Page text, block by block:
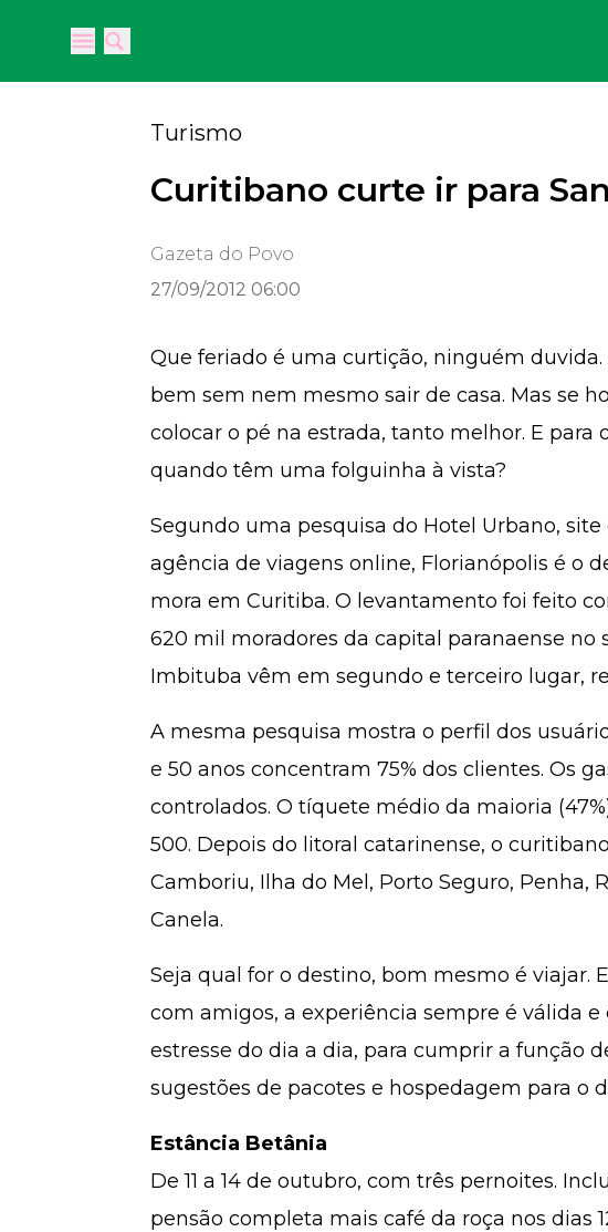
Open main menu
Open main menu
Turismo
Curitibano curte ir para
Gazeta do Povo
27/09/2012 06:00
Que feriado é uma curtição, ninguém
bem sem nem mesmo sair de casa. Mas se
colocar o pé na estrada, tanto melhor. E para
quando têm uma folguinha à vista?
Segundo uma pesquisa do Hotel Urbano,
agência de viagens online, Florianópolis é o
mora em Curitiba. O levantamento foi feito
620 mil moradores da capital paranaense no
Imbituba vêm em segundo e terceiro lugar,
A mesma pesquisa mostra o perfil dos
e 50 anos concentram 75% dos clientes. Os
controlados. O tíquete médio da maioria
500. Depois do litoral catarinense, o
Camboriu, Ilha do Mel, Porto Seguro, Penha,
Canela.
Seja qual for o destino, bom mesmo é viajar.
com amigos, a experiência sempre é válida
estresse do dia a dia, para cumprir a função
sugestões de pacotes e hospedagem para o
Estância Betânia
De 11 a 14 de outubro, com três pernoites.
pensão completa mais café da roça nos dias